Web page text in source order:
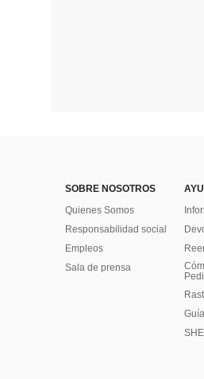
SOBRE NOSOTROS
Quienes Somos
Responsabilidad social
Empleos
Sala de prensa